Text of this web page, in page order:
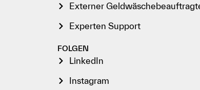
Externer
Experten Support
FOLGEN
LinkedIn
Instagram